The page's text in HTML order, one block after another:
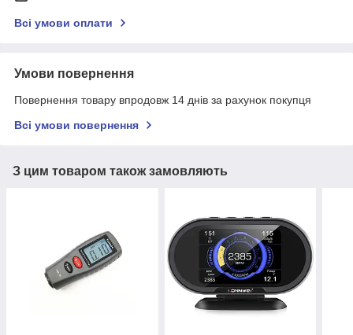
Всі умови оплати
Умови повернення
Повернення товару впродовж 14 днів за рахунок покупця
Всі умови повернення
З цим товаром також замовляють